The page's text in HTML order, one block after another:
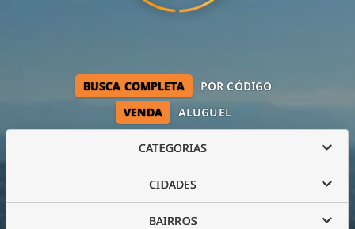
VENDA ALUGUEL
BUSCA COMPLETA POR CÓDIGO
CATEGORIAS
CIDADES
BAIRROS